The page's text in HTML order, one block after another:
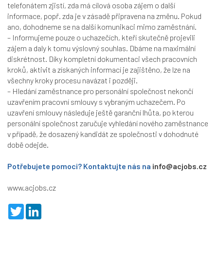
telefonátem zjistí, zda má cílová osoba zájem o další
informace, popř. zda je v zásadě připravena na změnu. Pokud
ano, dohodneme se na další komunikaci mimo zaměstnání.
– Informujeme pouze o uchazečích, kteří skutečně projevili
zájem a daly k tomu výslovný souhlas. Dbáme na maximální
diskrétnost. Díky kompletní dokumentaci všech pracovních
kroků, aktivit a získaných informací je zajištěno, že lze na
všechny kroky procesu navázat i později.
– Hledání zaměstnance pro personální společnost nekončí
uzavřením pracovní smlouvy s vybraným uchazečem. Po
uzavření smlouvy následuje ještě garanční lhůta, po kterou
personální společnost zaručuje vyhledání nového zaměstnance
v případě, že dosazený kandidát ze společnosti v dohodnuté
době odejde.
Potřebujete pomoci? Kontaktujte nás na info@acjobs.cz
www.acjobs.cz
T
w